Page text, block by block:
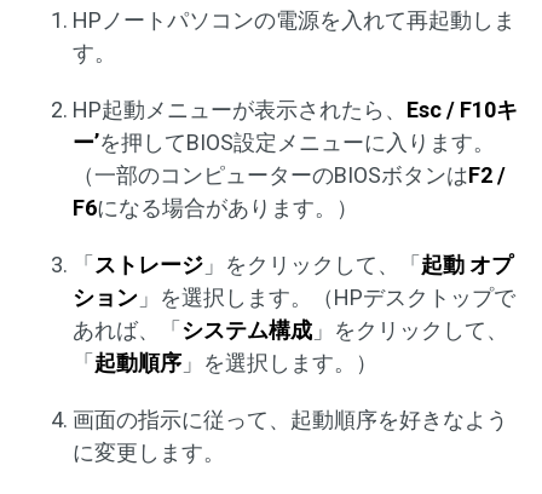
HPノートパソコンの電源を入れて再起動しま
す。
HP起動メニューが表示されたら、 Esc / F10キ
ー’を押してBIOS設定メニューに入ります。
（一部のコンピューターのBIOSボタンはF2 /
F6になる場合があります。）
「ストレージ 」をクリックして、「起動 オプ
ション 」を選択します。（HPデスクトップで
あれば、「システム構成 」をクリックして、
「起動順序 」を選択します。）
画面の指示に従って、起動順序を好きなよう
に変更します。